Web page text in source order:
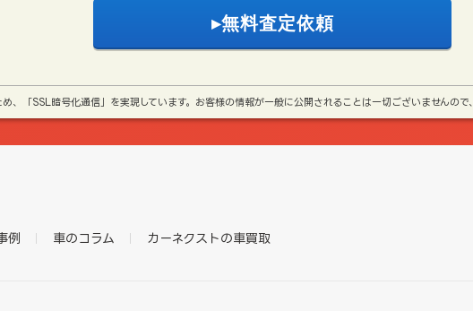
、「SSL暗号化通信」を実現しています。お客様の情報が一般に公開されることは一切ございませんの
例 車のコラム カーネクストの車買取